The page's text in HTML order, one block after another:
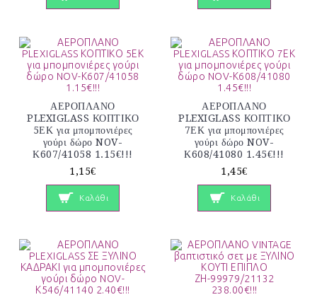
ΑΕΡΟΠΛΑΝΟ
PLEXIGLASS ΚΟΠΤΙΚΟ
5ΕΚ για μπομπονιέρες
γούρι δώρο NOV-
Κ607/41058 1.15€!!!
1,15€
Καλάθι
ΑΕΡΟΠΛΑΝΟ
PLEXIGLASS ΚΟΠΤΙΚΟ
7ΕΚ για μπομπονιέρες
γούρι δώρο NOV-
Κ608/41080 1.45€!!!
1,45€
Καλάθι